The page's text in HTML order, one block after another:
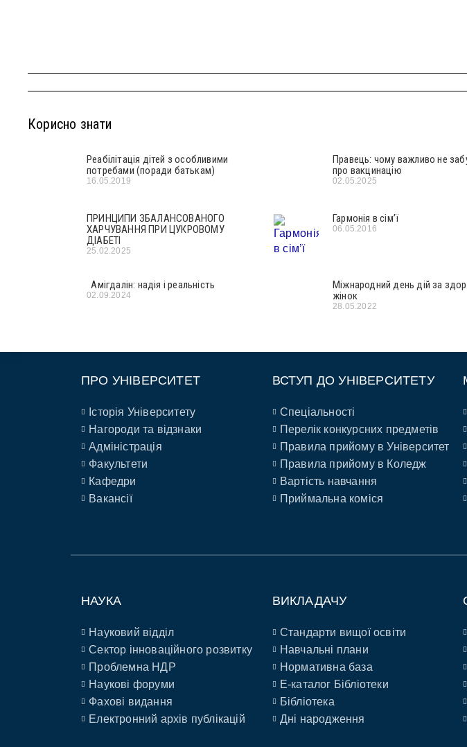
Корисно знати
Реабілітація дітей з особливими
потребами (поради батькам)
16.05.2019
Правець: чому важливо не
про вакцинацію
02.05.2025
ПРИНЦИПИ ЗБАЛАНСОВАНОГО
ХАРЧУВАННЯ ПРИ ЦУКРОВОМУ
ДІАБЕТІ
25.02.2025
Гармонія в сім’ї
06.05.2016
Амігдалін: надія і реальність
02.09.2024
Міжнародний день дій за
жінок
28.05.2022
ПРО УНІВЕРСИТЕТ
Історія Університету
Нагороди та відзнаки
Адміністрація
Факультети
Кафедри
Вакансії
ВСТУП ДО УНІВЕРСИТЕТУ
Спеціальності
Перелік конкурсних предметів
Правила прийому в Університет
Правила прийому в Коледж
Вартість навчання
Приймальна коміся
НАУКА
Науковий відділ
Сектор інноваційного розвитку
Проблемна НДР
Наукові форуми
Фахові видання
Електронний архів публікацій
ВИКЛАДАЧУ
Стандарти вищої освіти
Навчальні плани
Нормативна база
E-каталог Бібліотеки
Бібліотека
Дні народження